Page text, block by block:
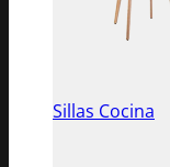
Sillas Cocina